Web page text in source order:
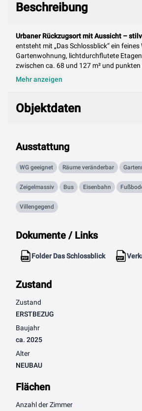
Beschreibung
Urbaner Rückzugsort mit Aussicht –
entsteht mit „Das Schlossblick“ ein
Gartenwohnung, lichtdurchflutete
zwischen ca. 68 und 127 m² und
Mehr anzeigen
Objektdaten
Ausstattung
WG geeignet Räume veränderbar
Zeigelmassiv Bus Eisenbahn
Villengegend
Dokumente / Links
Folder Das Schlossblick
Zustand
Zustand
ERSTBEZUG
Baujahr
ca. 2025
Alter
NEUBAU
Flächen
Anzahl der Zimmer